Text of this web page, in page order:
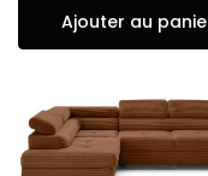
Ajouter au